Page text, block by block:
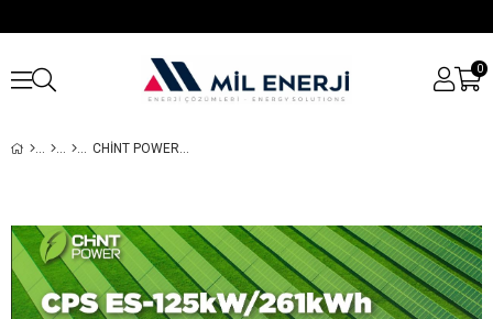
0
CHINT POWER ES-125KW/261KWH TICARI VE ENDÜSTRIYEL ENERJI DEPOLAMA